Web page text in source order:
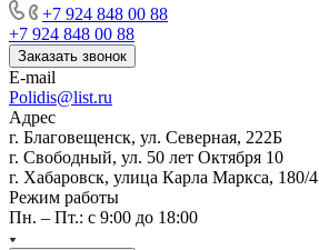
+7 924 848 00 88
+7 924 848 00 88
Заказать звонок
E-mail
Polidis@list.ru
Адрес
г. Благовещенск, ул. Северная, 222Б
г. Свободный, ул. 50 лет Октября 10
г. Хабаровск, улица Карла Маркса, 180/4
Режим работы
Пн. – Пт.: с 9:00 до 18:00